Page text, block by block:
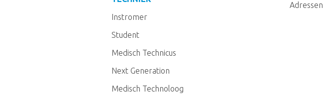
Instromer
Student
Medisch Technicus
Next Generation
Medisch Technoloog
Adressen